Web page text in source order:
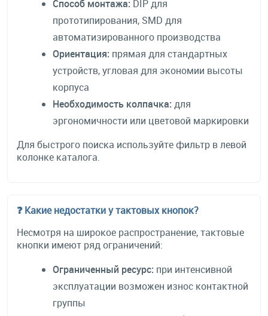
Способ монтажа: DIP для
прототипирования, SMD для
автоматизированного производства
Ориентация: прямая для стандартных
устройств, угловая для экономии высоты
корпуса
Необходимость колпачка: для
эргономичности или цветовой маркировки
Для быстрого поиска используйте фильтр в левой
колонке каталога.
❓ Какие недостатки у тактовых кнопок?
Несмотря на широкое распространение, тактовые
кнопки имеют ряд ограничений:
Ограниченный ресурс: при интенсивной
эксплуатации возможен износ контактной
группы